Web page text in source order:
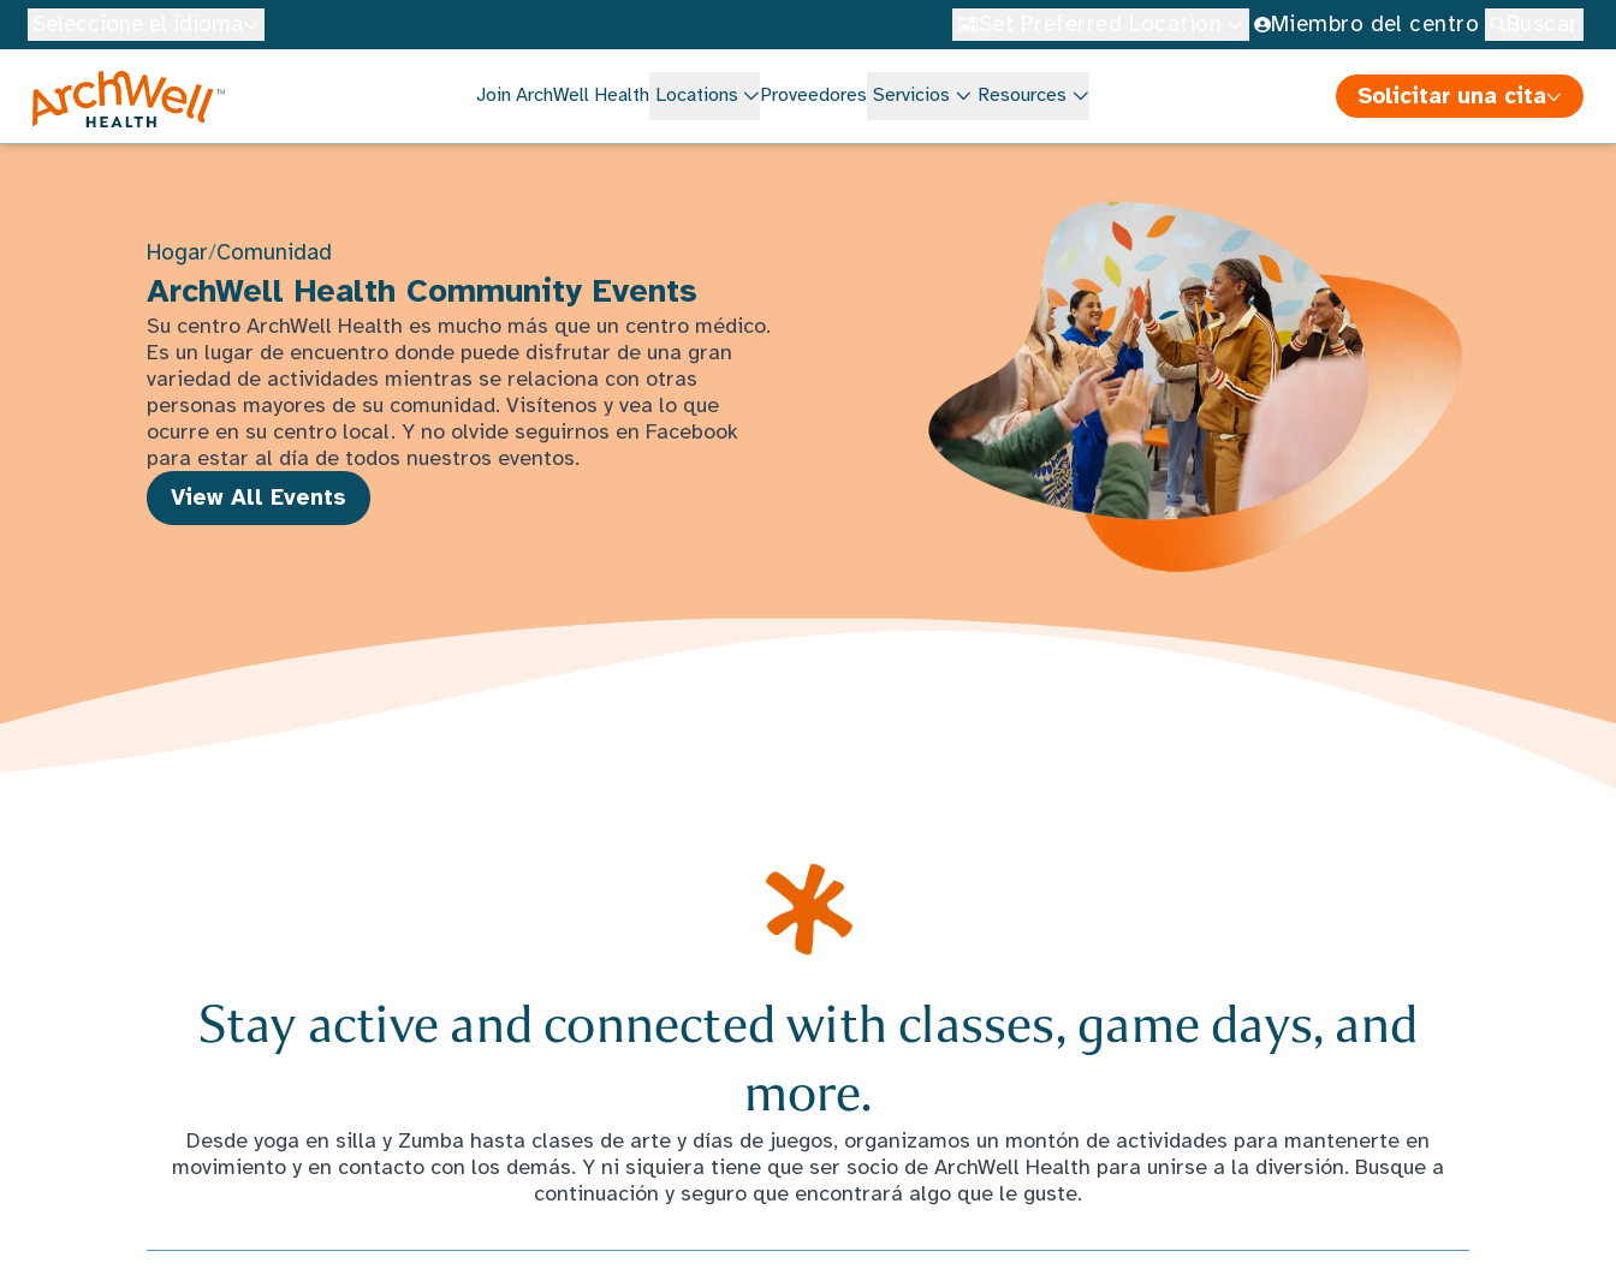
Skip to Main Content Miembro del centro
Join ArchWell Health Locations Proveedores Servicios Resources Solicitar una cita
Hogar/Comunidad
ArchWell Health Community Events
Su centro ArchWell Health es mucho más que un centro médico.
Es un lugar de encuentro donde puede disfrutar de una gran
variedad de actividades mientras se relaciona con otras
personas mayores de su comunidad. Visítenos y vea lo que
ocurre en su centro local. Y no olvide seguirnos en Facebook
para estar al día de todos nuestros eventos.
View All Events
Stay active and connected with classes, game days, and
more.
Desde yoga en silla y Zumba hasta clases de arte y días de juegos, organizamos un montón de actividades para mantenerte en
movimiento y en contacto con los demás. Y ni siquiera tiene que ser socio de ArchWell Health para unirse a la diversión. Busque a
continuación y seguro que encontrará algo que le guste.